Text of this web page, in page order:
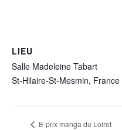
LIEU
Salle Madeleine Tabart
St-Hilaire-St-Mesmin, France
E-prix manga du Loiret